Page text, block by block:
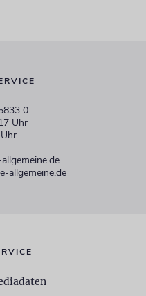
0
Uhr
allgemeine.de